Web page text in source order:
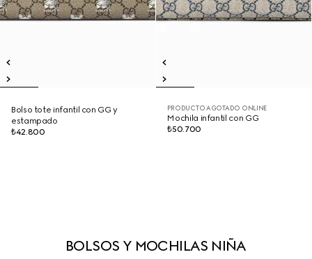
Bolso tote infantil con GG y
estampado
₺42.800
PRODUCTO AGOTADO ONLINE
Mochila infantil con GG
₺50.700
BOLSOS Y MOCHILAS NIÑA